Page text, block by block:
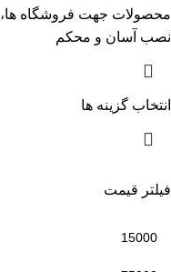
فیلتر قیمت
محصولات جهت فروشگاه ها،
نصب آسان و محکم
انتخاب گزینه ها